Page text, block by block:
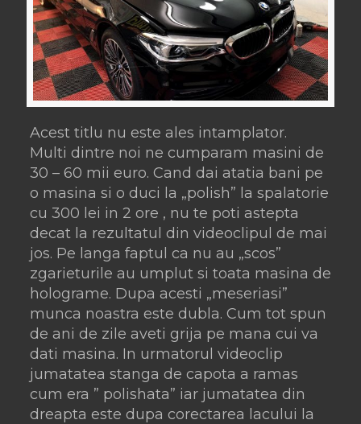
Acest titlu nu este ales intamplator.
Multi dintre noi ne cumparam masini de
30 – 60 mii euro. Cand dai atatia bani pe
o masina si o duci la „polish” la spalatorie
cu 300 lei in 2 ore , nu te poti astepta
decat la rezultatul din videoclipul de mai
jos. Pe langa faptul ca nu au „scos”
zgarieturile au umplut si toata masina de
holograme. Dupa acesti „meseriasi”
munca noastra este dubla. Cum tot spun
de ani de zile aveti grija pe mana cui va
dati masina. In urmatorul videoclip
jumatatea stanga de capota a ramas
cum era ” polishata” iar jumatatea din
dreapta este dupa corectarea lacului la